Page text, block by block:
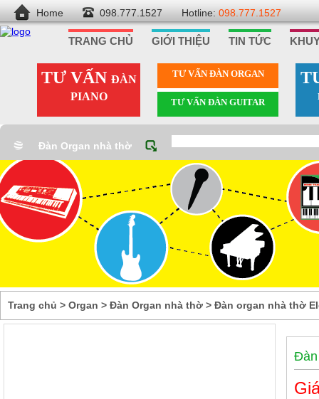
Home 098.777.1527 Hotline: 098.777.1527
TRANG CHỦ GIỚI THIỆU TIN TỨC
TƯ VẤN ĐÀN
PIANO
TƯ VẤN ÐÀN ORGAN
TƯ VẤN ÐÀN GUITAR
Đàn Organ nhà thờ
Trang chủ > Organ > Đàn Organ nhà thờ > Đàn organ nhà thờ
Đàn